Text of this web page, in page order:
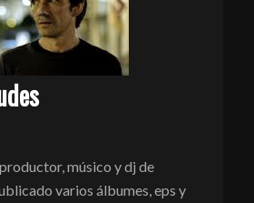
, productor, músico y dj de
varios álbumes, eps y